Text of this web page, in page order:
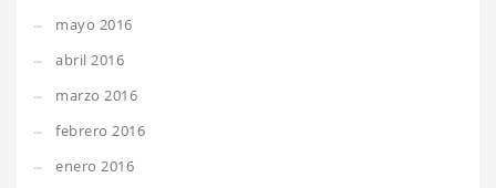
mayo 2016
abril 2016
marzo 2016
febrero 2016
enero 2016